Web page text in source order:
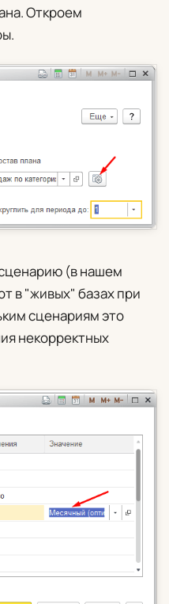
Откроем
(в нашем
в "живых" базах при
сценариям это
некорректных